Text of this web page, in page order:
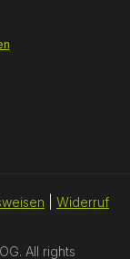
Widerruf
All rights